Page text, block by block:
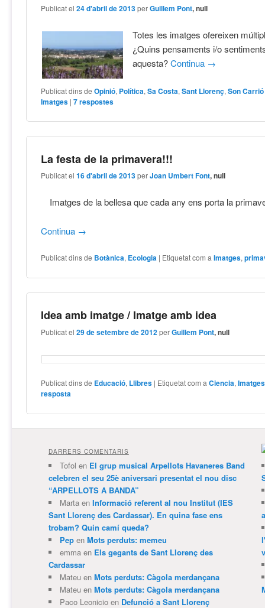
Publicat el24 d'abril de 2013 perGuillem Pont, null
Totes les imatges ofereixen
¿Quins pensaments i/o
aquesta?Continua →
Publicat dins de Opinió, Política,Sa Costa,Sant Llorenç,Son Carrió
Imatges |7respostes
La festa de la primavera!!!
Publicat el16 d'abril de 2013 perJoan Umbert Font, null
Imatges de la bellesa que cada any ens porta la
Continua →
Publicat dins de Botànica, Ecologia | Etiquetat com a Imatges,
Idea amb imatge / Imatge amb idea
Publicat el29 de setembre de 2012 perGuillem Pont, null
Publicat dins de Educació, Llibres | Etiquetat com a Ciencia,Imatges
resposta
DARRERS COMENTARIS
Tofol en El grup musical Arpellots Havaneres Band
celebren el seu 25è aniversari presentat el nou disc
“ARPELLOTS A BANDA”
Martaen Informació referent al nou Institut (IES
Sant Llorenç des Cardassar). En quina fase ens
trobam? Quin camí queda?
Pepen Mots perduts: memeu
emmaen Els gegants de Sant Llorenç des
Cardassar
Mateuen Mots perduts: Càgola merdançana
Mateuen Mots perduts: Càgola merdançana
Paco Leonicioen Defunció a Sant Llorenç